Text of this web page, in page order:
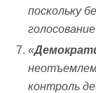
поскольку
«
контроль